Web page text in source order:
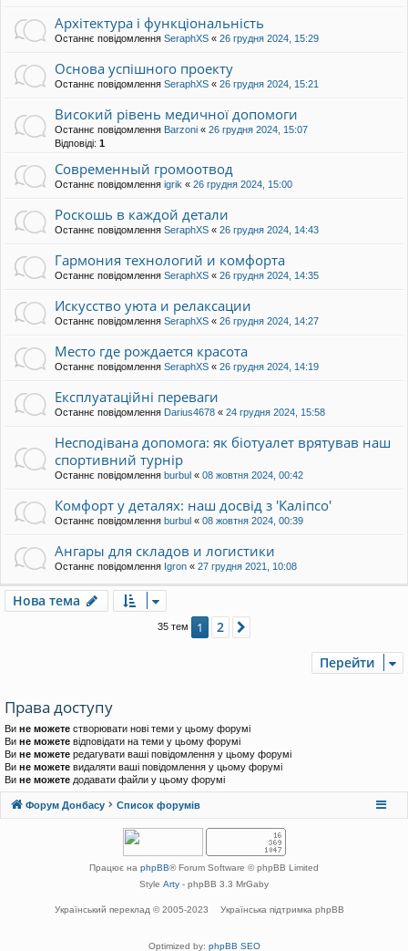
Архітектура і функціональність
Останнє повідомлення SeraphXS « 26 грудня 2024, 15:29
Основа успішного проекту
Останнє повідомлення SeraphXS « 26 грудня 2024, 15:21
Високий рівень медичної допомоги
Останнє повідомлення Barzoni « 26 грудня 2024, 15:07
Відповіді: 1
Современный громоотвод
Останнє повідомлення igrik « 26 грудня 2024, 15:00
Роскошь в каждой детали
Останнє повідомлення SeraphXS « 26 грудня 2024, 14:43
Гармония технологий и комфорта
Останнє повідомлення SeraphXS « 26 грудня 2024, 14:35
Искусство уюта и релаксации
Останнє повідомлення SeraphXS « 26 грудня 2024, 14:27
Место где рождается красота
Останнє повідомлення SeraphXS « 26 грудня 2024, 14:19
Експлуатаційні переваги
Останнє повідомлення Darius4678 « 24 грудня 2024, 15:58
Несподівана допомога: як біотуалет врятував наш
спортивний турнір
Останнє повідомлення burbul « 08 жовтня 2024, 00:42
Комфорт у деталях: наш досвід з 'Каліпсо'
Останнє повідомлення burbul « 08 жовтня 2024, 00:39
Ангары для складов и логистики
Останнє повідомлення Igron « 27 грудня 2021, 10:08
Нова тема
35 тем 1 2
Перейти
Права доступу
Ви не можете створювати нові теми у цьому форумі
Ви не можете відповідати на теми у цьому форумі
Ви не можете редагувати ваші повідомлення у цьому форумі
Ви не можете видаляти ваші повідомлення у цьому форумі
Ви не можете додавати файли у цьому форумі
Форум Донбасу Список форумів
Працює на phpBB® Forum Software © phpBB Limited
Style Arty - phpBB 3.3 MrGaby
Український переклад © 2005-2023 Українська підтримка phpBB
Optimized by: phpBB SEO